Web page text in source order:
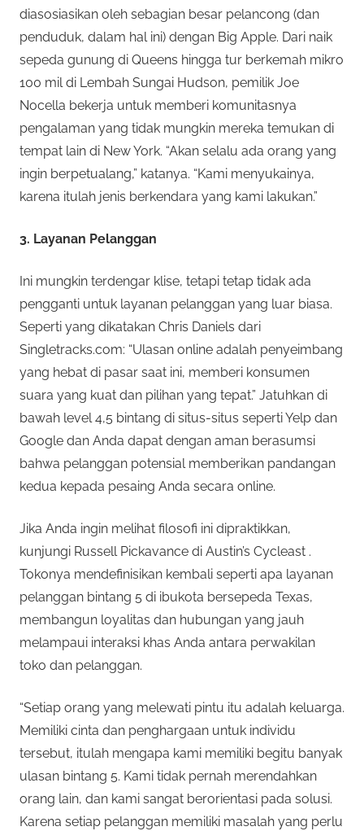
diasosiasikan oleh sebagian besar pelancong (dan
penduduk, dalam hal ini) dengan Big Apple. Dari naik
sepeda gunung di Queens hingga tur berkemah mikro
100 mil di Lembah Sungai Hudson, pemilik Joe
Nocella bekerja untuk memberi komunitasnya
pengalaman yang tidak mungkin mereka temukan di
tempat lain di New York. “Akan selalu ada orang yang
ingin berpetualang,” katanya. “Kami menyukainya,
karena itulah jenis berkendara yang kami lakukan.”
3. Layanan Pelanggan
Ini mungkin terdengar klise, tetapi tetap tidak ada
pengganti untuk layanan pelanggan yang luar biasa.
Seperti yang dikatakan Chris Daniels dari
Singletracks.com: “Ulasan online adalah penyeimbang
yang hebat di pasar saat ini, memberi konsumen
suara yang kuat dan pilihan yang tepat.” Jatuhkan di
bawah level 4,5 bintang di situs-situs seperti Yelp dan
Google dan Anda dapat dengan aman berasumsi
bahwa pelanggan potensial memberikan pandangan
kedua kepada pesaing Anda secara online.
Jika Anda ingin melihat filosofi ini dipraktikkan,
kunjungi Russell Pickavance di Austin’s Cycleast .
Tokonya mendefinisikan kembali seperti apa layanan
pelanggan bintang 5 di ibukota bersepeda Texas,
membangun loyalitas dan hubungan yang jauh
melampaui interaksi khas Anda antara perwakilan
toko dan pelanggan.
“Setiap orang yang melewati pintu itu adalah keluarga.
Memiliki cinta dan penghargaan untuk individu
tersebut, itulah mengapa kami memiliki begitu banyak
ulasan bintang 5. Kami tidak pernah merendahkan
orang lain, dan kami sangat berorientasi pada solusi.
Karena setiap pelanggan memiliki masalah yang perlu